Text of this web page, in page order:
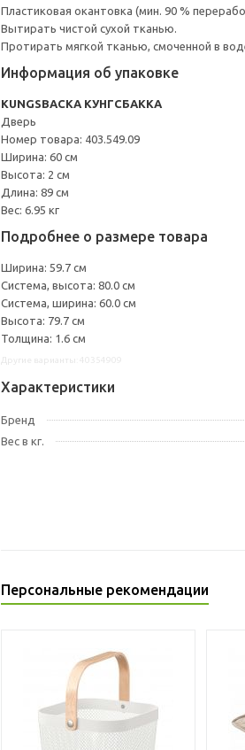
Пластиковая окантовка (мин. 90 %
Вытирать чистой сухой тканью.
Протирать мягкой тканью, смоченной в
Информация об упаковке
KUNGSBACKA КУНГСБАККА
Дверь
Номер товара: 403.549.09
Ширина: 60 см
Высота: 2 см
Длина: 89 см
Вес: 6.95 кг
Подробнее о размере товара
Ширина: 59.7 см
Система, высота: 80.0 см
Система, ширина: 60.0 см
Высота: 79.7 см
Толщина: 1.6 см
Характеристики
Бренд
Вес в кг.
Персональные рекомендации